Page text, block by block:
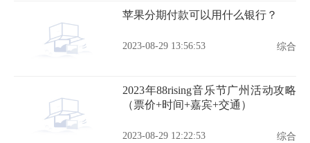
苹果分期付款可以用什么银行？
2023-08-29 13:56:53 综合
2023年88rising音乐节广州活动攻略
（票价+时间+嘉宾+交通）
2023-08-29 12:22:53 综合